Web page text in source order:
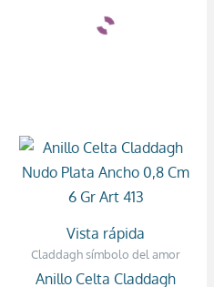
Vista rápida
Claddagh símbolo del amor
Anillo Celta Claddagh